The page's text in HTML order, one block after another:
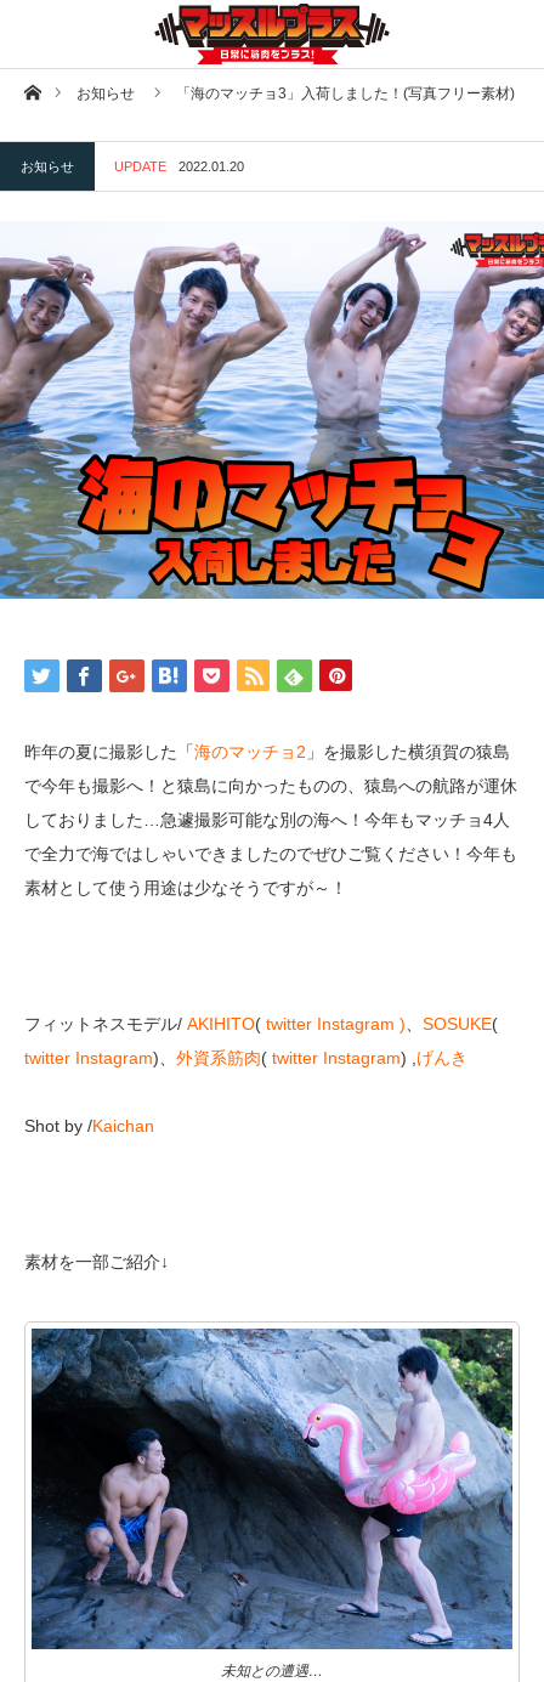
ホームお知らせ 「海のマッチョ3」入荷しました！(写真フリー素材)
お知らせ UPDATE 2022.01.20
昨年の夏に撮影した「海のマッチョ2 」を撮影した横須賀の猿島
で今年も撮影へ！と猿島に向かったものの、猿島への航路が運休
しておりました…急遽撮影可能な別の海へ！今年もマッチョ4人
で全力で海ではしゃいできましたのでぜひご覧ください！今年も
素材として使う用途は少なそうですが～！
フィットネスモデル/ AKIHITO( twitter Instagram )、 SOSUKE(
twitter Instagram)、 外資系筋肉( twitter Instagram) ,げんき
Shot by /Kaichan
素材を一部ご紹介↓
未知との遭遇…